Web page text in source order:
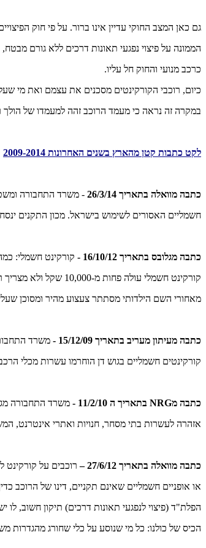
גם כאן המצב החוקי עדיין אינו ברור. על פי חוק
הממונה על פיצוי נפגעי תאונות דרכים ללא גורם
כרכב מנועי והחוק חל עליו.
כיום, רוכבי הקורקינטים מסכנים את עצמם ואת מי
במקרה זה נראה כי מעמד הרוכב זהה למעמדו של
לקט כתבות קטן מהארץ בשנים האחרונות 2009-2014
כתבה מוואלה בתאריך 26/3/14 - משרד התחבורה
חשמליים האסורים לשימוש בישראל. מכון התקנים
כתבה מגלובס בתאריך 16/10/12 -
קורקינט חשמלי:
קורקינט חשמלי עולה פחות מ-10,000 שקל ולא מצריך רישיון נהיגה, אך
מאחורי השם הילדותי מסתתר צעצוע מהיר ומסוכן שעליו
כתבה מעיתון מעריב בתאריך 15/12/09 -
משרד
קורקינטים חשמליים בגוש דן הוחרמו עשרות מכלי
כתבה מNRG בתאריך ה 11/2/10 -
משרד התחבורה
אזהרה לעשרות בתי מסחר, חנויות ואתרי אינטרנט,
כתבה מוואלה בתאריך 27/6/12 –
רוכבים על קורקינט
או אופניים חשמליים שאינם תקניים, דינו של הרוכב
הפלת"ד (פיצוי לנפגעי תאונות דרכים) תיקון חשוב,
הכיס של כולנו: כל מי שנוסע על כלי שחורג מהגדרות